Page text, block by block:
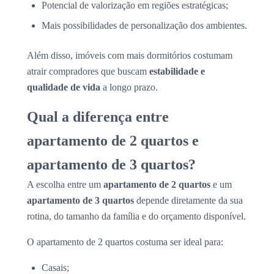
Potencial de valorização em regiões estratégicas;
Mais possibilidades de personalização dos ambientes.
Além disso, imóveis com mais dormitórios costumam
atrair compradores que buscam estabilidade e
qualidade de vida a longo prazo.
Qual a diferença entre
apartamento de 2 quartos e
apartamento de 3 quartos?
A escolha entre um apartamento de 2 quartos e um
apartamento de 3 quartos depende diretamente da sua
rotina, do tamanho da família e do orçamento disponível.
O apartamento de 2 quartos costuma ser ideal para:
Casais;